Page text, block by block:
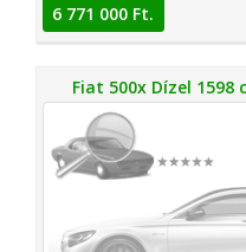
6 771 000 Ft.
Fiat 500x Dízel 1598